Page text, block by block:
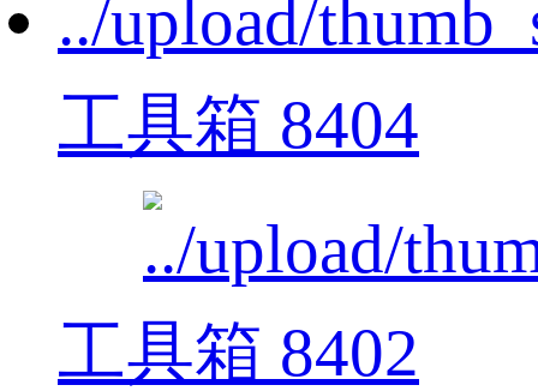
工具箱 8404
工具箱 8402